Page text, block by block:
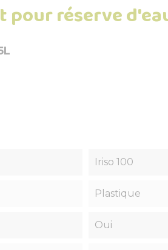
réserve
Iriso 100
Plastique
Oui